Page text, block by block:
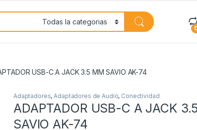
USB-C A JACK 3.5 MM SAVIO AK-74
Adaptadores,Adaptadores de Audio, Conectividad
ADAPTADOR USB-C A JACK
SAVIO AK-74